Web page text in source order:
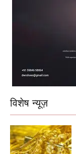
विशेष न्यूज़